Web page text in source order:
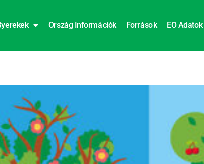
Ország Információk Források EO Adatok